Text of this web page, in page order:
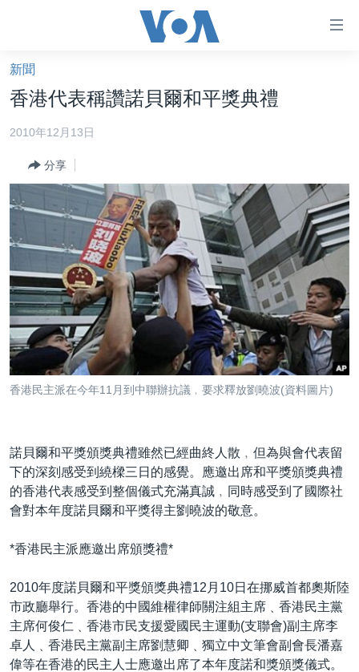
礙
鏈
接
跳
到
導
航
跳
轉
到
檢
美國大選2024
台灣
美中關係
新聞自由
揭謊頻道
美國
中國
國際
每日視頻新聞
VOA 60秒 (國際)
美國專訊
視頻存檔
音頻
時事經緯
新聞音頻
海外港人
美國透視
建國史話
廣播節目表
國語
關注我們
其他語言網站
新聞
香港代表稱讚諾貝爾和平獎典禮
2010年12月13日
分享
香港民主派在今年11月到中聯辦抗議﹐要求釋放劉曉波(資料圖片)
諾貝爾和平獎頒獎典禮雖然已經曲終人散﹐但為與會代表留
下的深刻感受到繞樑三日的感覺。應邀出席和平獎頒獎典禮
的香港代表感受到整個儀式充滿真誠﹐同時感受到了國際社
會對本年度諾貝爾和平獎得主劉曉波的敬意。
*香港民主派應邀出席頒獎禮*
2010年度諾貝爾和平獎頒獎典禮12月10日在挪威首都奧斯陸
市政廳舉行。香港的中國維權律師關注組主席﹑香港民主黨
主席何俊仁﹑香港市民支援愛國民主運動(支聯會)副主席李
卓人﹑香港民主黨副主席劉慧卿﹑獨立中文筆會副會長潘嘉
偉等在香港的民主人士應邀出席了本年度諾和獎頒獎儀式。